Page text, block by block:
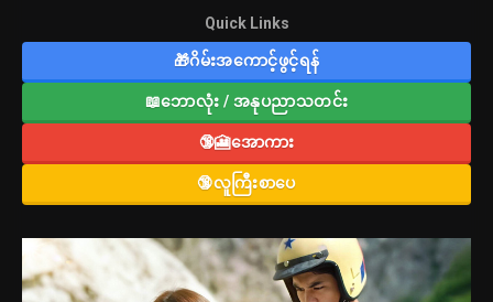
Quick Links
🎁ဂိမ်းအကောင့်ဖွင့်ရန်
📖ဘောလုံး / အနုပညာသတင်း
🔞🎦အောကား
🔞လူကြီးစာပေ